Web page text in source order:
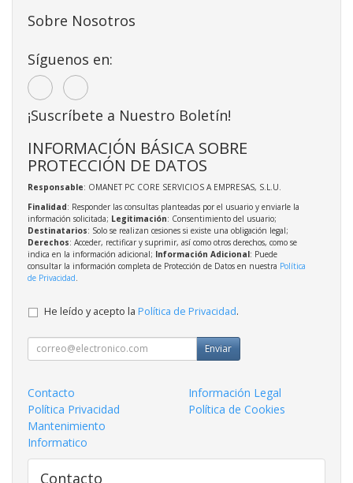
Sobre Nosotros
Síguenos en:
¡Suscríbete a Nuestro Boletín!
INFORMACIÓN BÁSICA SOBRE
PROTECCIÓN DE DATOS
Responsable: OMANET PC CORE SERVICIOS A EMPRESAS, S.L.U.
Finalidad: Responder las consultas planteadas por el usuario y enviarle la
información solicitada; Legitimación: Consentimiento del usuario;
Destinatarios: Solo se realizan cesiones si existe una obligación legal;
Derechos: Acceder, rectificar y suprimir, así como otros derechos, como se
indica en la información adicional; Información Adicional: Puede
consultar la información completa de Protección de Datos en nuestra Política
de Privacidad
He leído y acepto la Política de Privacidad.
Enviar
Contacto
Información Legal
Política Privacidad
Política de Cookies
Mantenimiento
Informatico
Contacto